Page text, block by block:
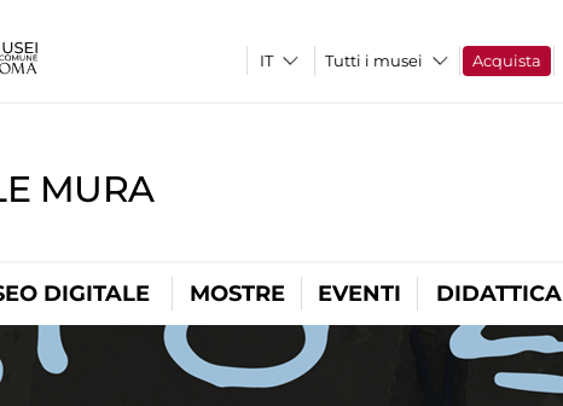
Tutti i musei Acquista
MURA
DIGITALE MOSTRE EVENTI DIDATTICA